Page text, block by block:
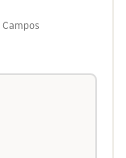
Campos